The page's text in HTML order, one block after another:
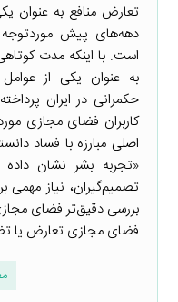
تعارض منافع به عنوان
دهه‌های پیش موردتوجه
است. با اینکه مدت
به عنوان یکی از
حکمرانی در ایران
کاربران فضای مجازی
اصلی مبارزه با فساد
«تجربه بشر نشان
تصمیم‌گیران، نیاز
بررسی دقیق‌تر فضای
فضای مجازی تعارض یا